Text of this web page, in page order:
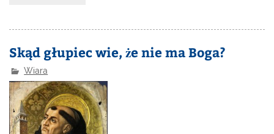
Skąd głupiec wie, że nie ma Boga?
Wiara